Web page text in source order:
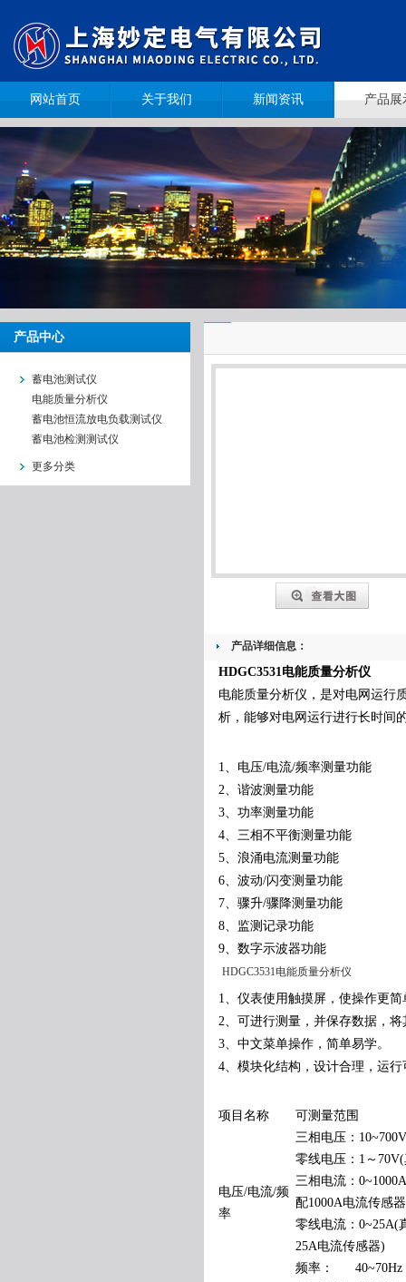
网站首页 关于我们 新闻资讯 产品展
产品中心
蓄电池测试仪
电能质量分析仪
蓄电池恒流放电负载测试仪
蓄电池检测测试仪
更多分类
产品详细信息：
HDGC3531电能质量分析仪
电能质量分析仪，是对电网运行
析，能够对电网运行进行长时间
1、电压/电流/频率测量功能
2、谐波测量功能
3、功率测量功能
4、三相不平衡测量功能
5、浪涌电流测量功能
6、波动/闪变测量功能
7、骤升/骤降测量功能
8、监测记录功能
9、数字示波器功能
HDGC3531电能质量分析仪
1、仪表使用触摸屏，使操作更简
2、可进行测量，并保存数据，
3、中文菜单操作，简单易学。
4、模块化结构，设计合理，运行
项目名称 可测量范围
电压/电流/频
率
三相电压：
零线电压：1～
三相电流：
配1000A电流传感
零线电流：0~25A(
25A电流传感器)
频率： 40~70Hz